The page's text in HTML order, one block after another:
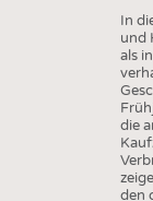
In
und
als
die
den